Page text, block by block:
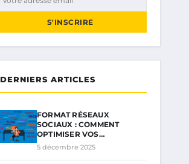
S'INSCRIRE
DERNIERS ARTICLES
FORMAT RÉSEAUX
SOCIAUX : COMMENT
OPTIMISER VOS…
5 décembre 2025